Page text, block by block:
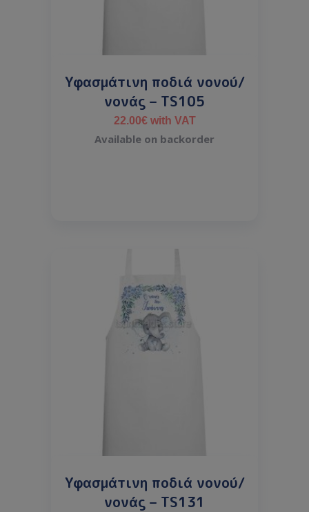
Υφασμάτινη ποδιά νονού/
νονάς – TS105
22.00€with VAT
Available on backorder
Υφασμάτινη ποδιά νονού/
νονάς – TS131